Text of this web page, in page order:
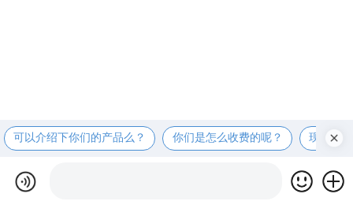
可以介绍下你们的产品么？ 你们是怎么收费的呢？ 现在有